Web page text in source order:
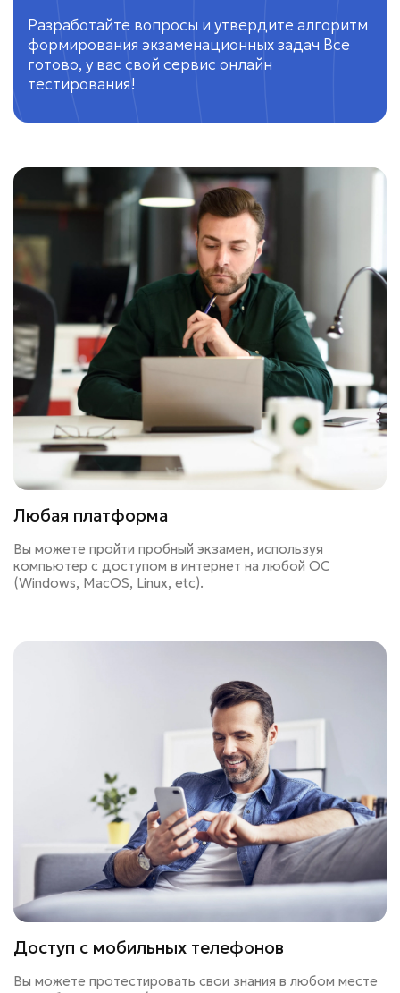
Разработайте вопросы и утвердите алгоритм
формирования экзаменационных задач Все
готово, у вас свой сервис онлайн
тестирования!
Любая платформа
Вы можете пройти пробный экзамен, используя
компьютер с доступом в интернет на любой ОС
(Windows, MacOS, Linux, etc).
Доступ с мобильных телефонов
Вы можете протестировать свои знания в любом месте